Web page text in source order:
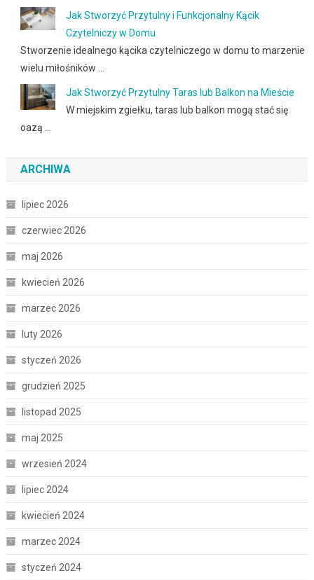
Jak Stworzyć Przytulny i Funkcjonalny Kącik
Czytelniczy w Domu
Stworzenie idealnego kącika czytelniczego w domu to marzenie
wielu miłośników …
Jak Stworzyć Przytulny Taras lub Balkon na Mieście
W miejskim zgiełku, taras lub balkon mogą stać się
oazą …
ARCHIWA
lipiec 2026
czerwiec 2026
maj 2026
kwiecień 2026
marzec 2026
luty 2026
styczeń 2026
grudzień 2025
listopad 2025
maj 2025
wrzesień 2024
lipiec 2024
kwiecień 2024
marzec 2024
styczeń 2024